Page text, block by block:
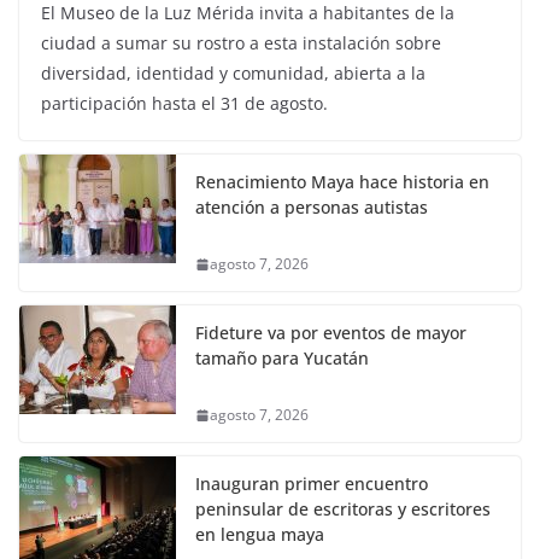
El Museo de la Luz Mérida invita a habitantes de la
ciudad a sumar su rostro a esta instalación sobre
diversidad, identidad y comunidad, abierta a la
participación hasta el 31 de agosto.
Renacimiento Maya hace historia en
atención a personas autistas
agosto 7, 2026
Fideture va por eventos de mayor
tamaño para Yucatán
agosto 7, 2026
Inauguran primer encuentro
peninsular de escritoras y escritores
en lengua maya